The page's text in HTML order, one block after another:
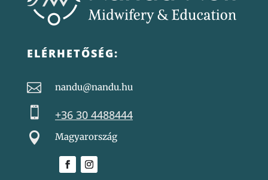
ELÉRHETŐSÉG:
 nandu@nandu.hu
 +36 30 4488444
 Magyarország